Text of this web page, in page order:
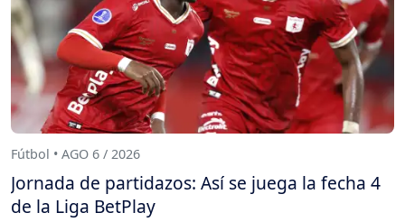
Fútbol • AGO 6 / 2026
Jornada de partidazos: Así se juega la fecha 4
de la Liga BetPlay